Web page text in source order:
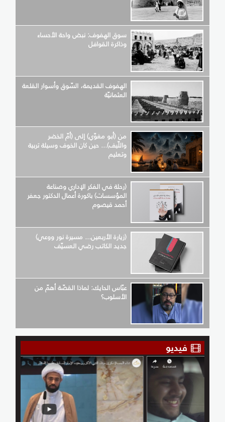
سوق الهفوف: نبض واحة الأحساء
وذاكرة القوافل
الهفوف القديمة، السّوق وأسوار القلعة
العثمانيّة
من (أبو مغوّي) إلى (أمّ الخضر
واللّيف)... حين كان الخوف وسيلة تربية
وتعليم
(رحلة في الفكر الإداري وصناعة
المؤسسات) باكورة أعمال الدكتور جعفر
أحمد قيصوم
(زيارة الأربعين... مسيرة نور ووعي)
جديد الكاتب رضي العسيّف
عبّاس الحايك: لماذا القصّة أهمّ من
الأسلوب؟
فيديو